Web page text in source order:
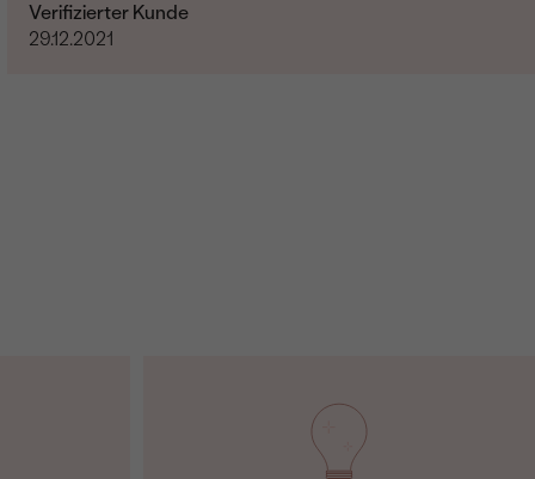
Verifizierter Kunde
29.12.2021